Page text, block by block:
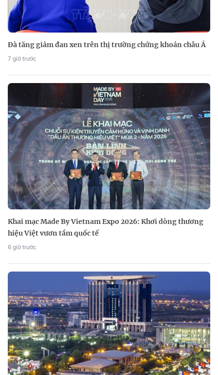
Đà tăng giảm đan xen trên thị trường chứng khoán châu Á
7 giờ trước
Khai mạc Made By Vietnam Expo 2026: Khơi dòng thương
hiệu Việt vươn tầm quốc tế
6 giờ trước